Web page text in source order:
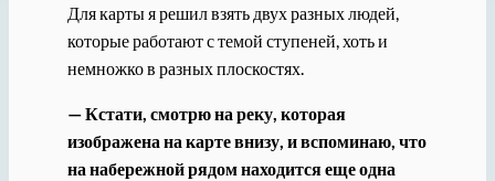
Для карты я решил взять двух разных людей,
которые работают с темой ступеней, хоть и
немножко в разных плоскостях.
— Кстати, смотрю на реку, которая
изображена на карте внизу, и вспоминаю, что
на набережной рядом находится еще одна